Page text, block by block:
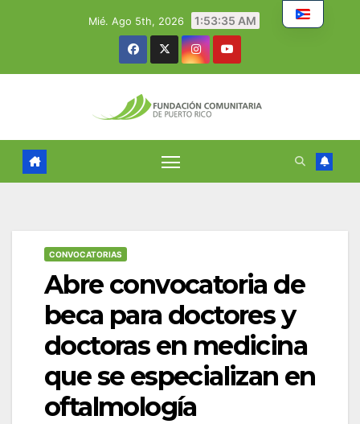
Mié. Ago 5th, 2026 1:53:36 AM
CONVOCATORIAS
Abre convocatoria de
beca para doctores y
doctoras en medicina
que se especializan en
oftalmología